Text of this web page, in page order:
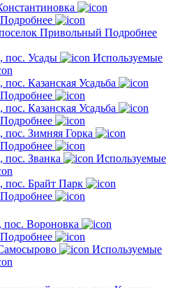
Подробнее
Привольный Подробнее
пос. Усады
Используемые
пос. Казанская Усадьба
Подробнее
пос. Казанская Усадьба
Подробнее
пос. Зимняя Горка
Подробнее
пос. Званка
Используемые
пос. Брайт Парк
Подробнее
Вороновка
Подробнее
Используемые